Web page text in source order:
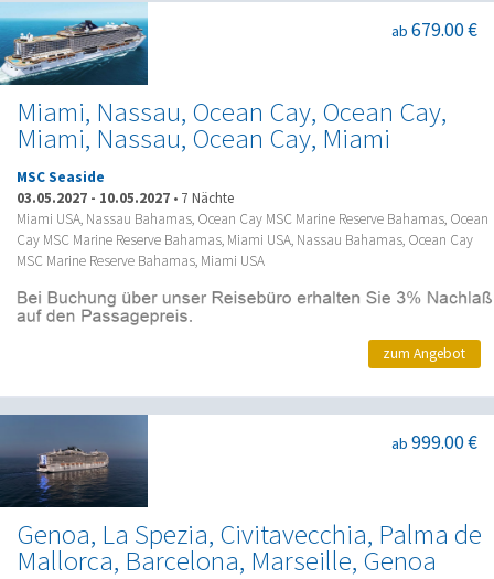
Miami, Nassau, Ocean Cay, Ocean Cay,
Miami, Nassau, Ocean Cay, Miami
ab 679.00 €
MSC Seaside
03.05.2027 - 10.05.2027 • 7 Nächte
Miami USA, Nassau Bahamas, Ocean Cay MSC Marine Reserve Bahamas, Ocean
Cay MSC Marine Reserve Bahamas, Miami USA, Nassau Bahamas, Ocean Cay
MSC Marine Reserve Bahamas, Miami USA
zum Angebot
Genoa, La Spezia, Civitavecchia, Palma de
Mallorca, Barcelona, Marseille, Genoa
ab 999.00 €